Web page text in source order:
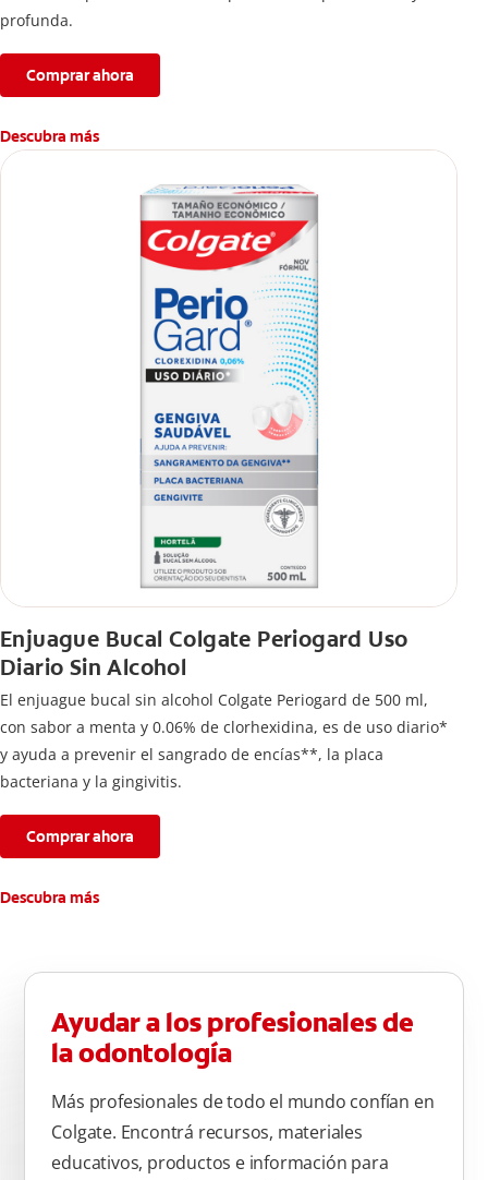
profunda.
Comprar ahora
Descubra más
Enjuague Bucal Colgate Periogard Uso
Diario Sin Alcohol
El enjuague bucal sin alcohol Colgate Periogard de 500 ml,
con sabor a menta y 0.06% de clorhexidina, es de uso diario*
y ayuda a prevenir el sangrado de encías**, la placa
bacteriana y la gingivitis.
Comprar ahora
Descubra más
Ayudar a los profesionales de
la odontología
Más profesionales de todo el mundo confían en
Colgate. Encontrá recursos, materiales
educativos, productos e información para